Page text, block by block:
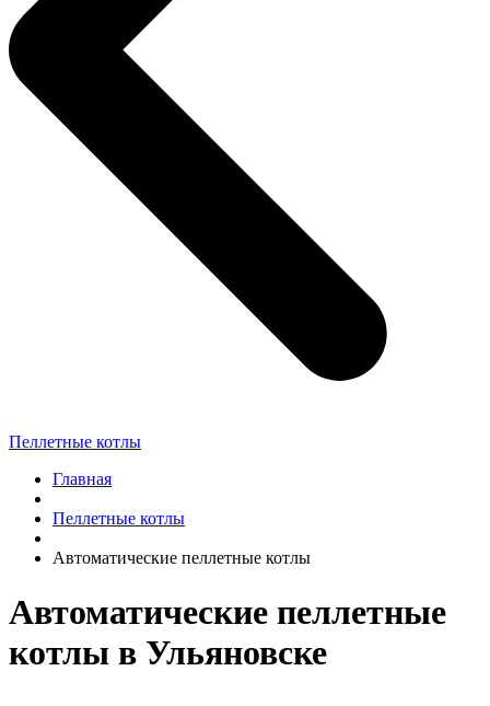
Пеллетные котлы
Главная
Пеллетные котлы
Автоматические пеллетные котлы
Автоматические пеллетные
котлы в Ульяновске